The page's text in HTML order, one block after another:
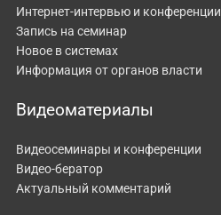
Интернет-интервью и конференции
Запись на семинар
Новое в системах
Информация от органов власти
Видеоматериалы
Видеосеминары и конференции
Видео-бератор
Актуальный комментарий